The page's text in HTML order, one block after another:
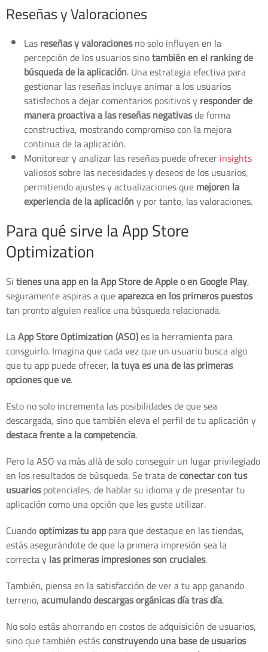
Reseñas y Valoraciones
Lasreseñas y valoracionesno solo influyen en la
percepción de los usuarios sinotambién en el ranking de
búsqueda de la aplicación. Una estrategia efectiva para
gestionar las reseñas incluye animar a los usuarios
satisfechos a dejar comentarios positivos yresponder de
manera proactiva a las reseñas negativasde forma
constructiva, mostrando compromiso con la mejora
continua de la aplicación.
Monitorear y analizar las reseñas puede ofrecerinsights
valiosos sobre las necesidades y deseos de los usuarios,
permitiendo ajustes y actualizaciones quemejoren la
experiencia de la aplicacióny por tanto, las valoraciones.
Para qué sirve la App Store
Optimization
Sitienes una app en la App Store de Apple o en Google Play,
seguramente aspiras a queaparezca en los primeros puestos
tan pronto alguien realice una búsqueda relacionada.
LaApp Store Optimization (ASO)es la herramienta para
consguirlo. Imagina que cada vez que un usuario busca algo
que tu app puede ofrecer, la tuya es una de las primeras
opciones que ve.
Esto no solo incrementa las posibilidades de que sea
descargada, sino que también eleva el perfil de tu aplicación y
destaca frente a la competencia.
Pero la ASO va más allá de solo conseguir un lugar privilegiado
en los resultados de búsqueda. Se trata deconectar con tus
usuariospotenciales, de hablar su idioma y de presentar tu
aplicación como una opción que les guste utilizar.
Cuandooptimizas tu apppara que destaque en las tiendas,
estás asegurándote de que la primera impresión sea la
correcta ylas primeras impresiones son cruciales.
También, piensa en la satisfacción de ver a tu app ganando
terreno,acumulando descargas orgánicas día tras día.
No solo estás ahorrando en costos de adquisición de usuarios,
sino que también estásconstruyendo una base de usuarios